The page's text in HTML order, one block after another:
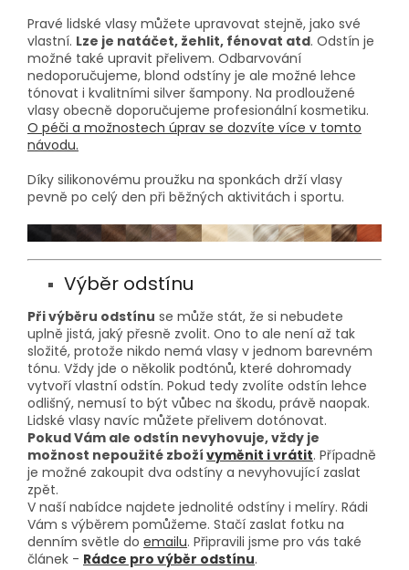
Pravé lidské vlasy můžete upravovat stejně, jako své
vlastní. Lze je natáčet, žehlit, fénovat atd. Odstín je
možné také upravit přelivem. Odbarvování
nedoporučujeme, blond odstíny je ale možné lehce
tónovat i kvalitními silver šampony. Na prodloužené
vlasy obecně doporučujeme profesionální kosmetiku.
O péči a možnostech úprav se dozvíte více v tomto
návodu.
Díky silikonovému proužku na sponkách drží vlasy
pevně po celý den při běžných aktivitách i sportu.
Výběr odstínu
Při výběru odstínu se může stát, že si nebudete
uplně jistá, jaký přesně zvolit. Ono to ale není až tak
složité, protože nikdo nemá vlasy v jednom barevném
tónu. Vždy jde o několik podtónů, které dohromady
vytvoří vlastní odstín. Pokud tedy zvolíte odstín lehce
odlišný, nemusí to být vůbec na škodu, právě naopak.
Lidské vlasy navíc můžete přelivem dotónovat.
Pokud Vám ale odstín nevyhovuje, vždy je
možnost nepoužité zboží vyměnit i vrátit. Případně
je možné zakoupit dva odstíny a nevyhovující zaslat
zpět.
V naší nabídce najdete jednolité odstíny i melíry. Rádi
Vám s výběrem pomůžeme. Stačí zaslat fotku na
denním světle do emailu. Připravili jsme pro vás také
článek - Rádce pro výběr odstínu.